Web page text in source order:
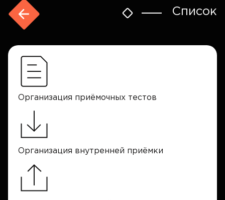
Список
Организация приёмочных тестов
Организация внутренней приёмки